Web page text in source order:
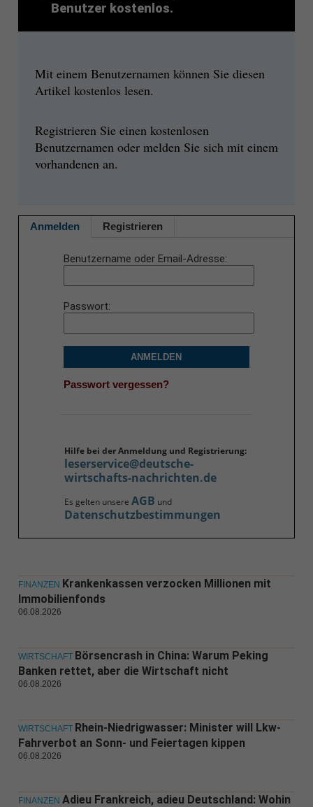
Benutzer kostenlos.
Mit einem Benutzernamen können Sie diesen
Artikel kostenlos lesen.
Registrieren Sie einen kostenlosen
Benutzernamen oder melden Sie sich mit einem
vorhandenen an.
Anmelden Registrieren
Benutzername oder Email-Adresse
Passwort
ANMELDEN
Passwort vergessen?
Hilfe bei der Anmeldung und Registrierung:
leserservice@deutsche-
wirtschafts-nachrichten.de
Es gelten unsere AGB und
Datenschutzbestimmungen
FINANZEN Krankenkassen verzocken Millionen mit
Immobilienfonds
06.08.2026
WIRTSCHAFT Börsencrash in China: Warum Peking
Banken rettet, aber die Wirtschaft nicht
06.08.2026
WIRTSCHAFT Rhein-Niedrigwasser: Minister will Lkw-
Fahrverbot an Sonn- und Feiertagen kippen
06.08.2026
FINANZEN Adieu Frankreich, adieu Deutschland: Wohin